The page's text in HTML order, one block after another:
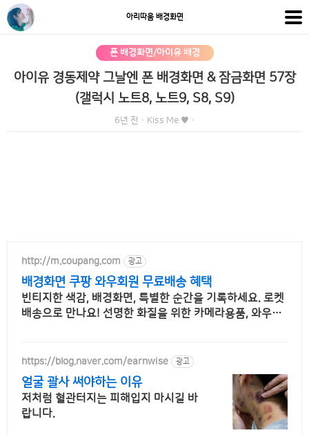
아리따움 배경화면
폰 배경화면/아이유 배경
아이유 경동제약 그날엔 폰 배경화면 & 잠금화면 57장
(갤럭시 노트8, 노트9, S8, S9)
6년 전 · Kiss Me ♥ ·
http://m.coupang.com 광고
배경화면 쿠팡 와우회원 무료배송 혜택
빈티지한 색감, 배경화면, 특별한 순간을 기록하세요. 로켓
배송으로 만나요! 선명한 화질을 위한 카메라용품, 와우회
https://blog.naver.com/earnwise 광고
얼굴 괄사 써야하는 이유
저처럼 혈관터지는 피해입지 마시길 바
랍니다.